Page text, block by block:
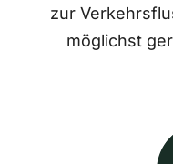
zur
möglichst